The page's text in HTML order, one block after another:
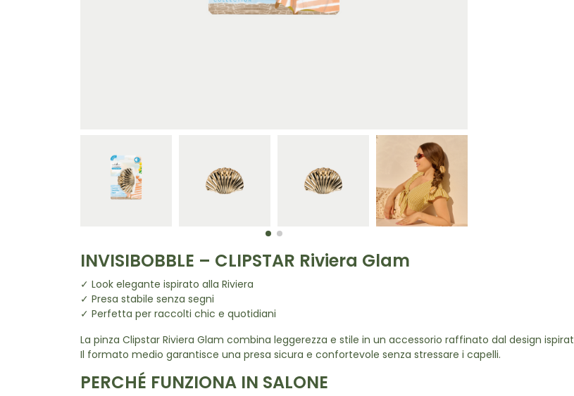
INVISIBOBBLE – CLIPSTAR Riviera Glam
✓ Look elegante ispirato alla Riviera
✓ Presa stabile senza segni
✓ Perfetta per raccolti chic e quotidiani
La pinza Clipstar Riviera Glam combina leggerezza e stile in un accessorio raffinato dal design
Il formato medio garantisce una presa sicura e confortevole senza stressare i capelli.
PERCHÉ FUNZIONA IN SALONE